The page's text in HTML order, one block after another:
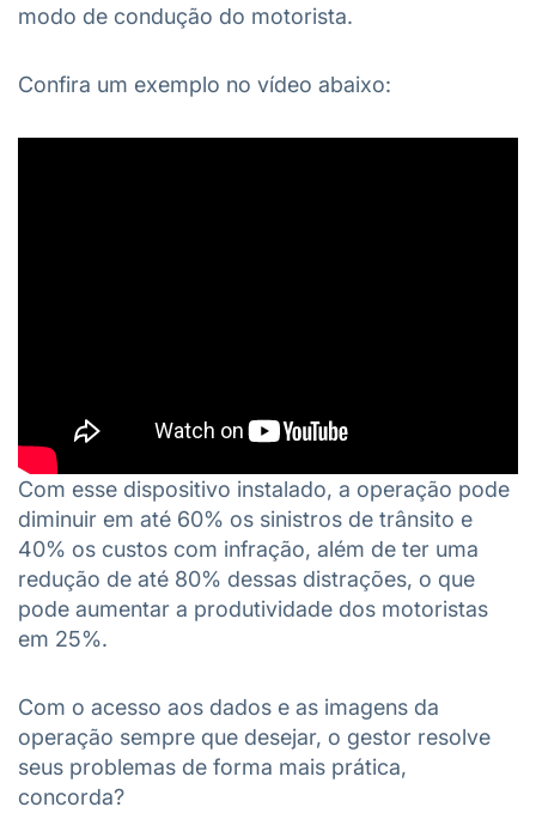
modo de condução do motorista.
Confira um exemplo no vídeo abaixo:
Com esse dispositivo instalado, a operação pode
diminuir em até 60% os sinistros de trânsito e
40% os custos com infração, além de ter uma
redução de até 80% dessas distrações, o que
pode aumentar a produtividade dos motoristas
em 25%.
Com o acesso aos dados e as imagens da
operação sempre que desejar, o gestor resolve
seus problemas de forma mais prática,
concorda?